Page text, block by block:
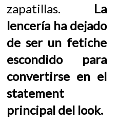
zapatillas. La
lencería ha dejado
de ser un fetiche
escondido para
convertirse en el
statement
principal del look.